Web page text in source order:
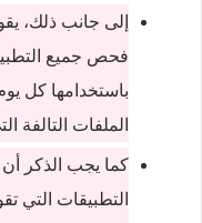
فحص جميع
باستخدامها كل
الملفات التالفة
التطبيقات التي